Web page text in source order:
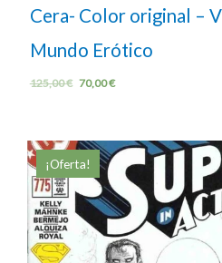
Cera- Color original –
Mundo Erótico
125,00€ 70,00€
¡Oferta!